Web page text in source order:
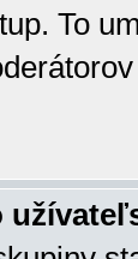
To